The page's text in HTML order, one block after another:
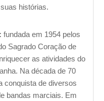
histórias.
fundada em 1954 pelos
Sagrado Coração de
as atividades do
Na década de 70
conquista de diversos
bandas marciais. Em